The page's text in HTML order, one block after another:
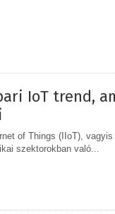
IoT trend,
of Things (IIoT), vagyis
szektorokban való...